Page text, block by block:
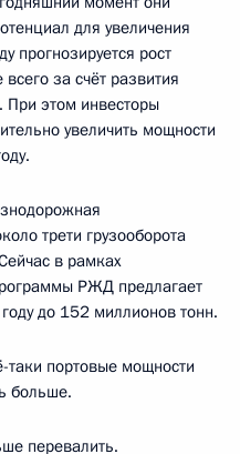
для увеличения
прогнозируется рост
за счёт развития
При этом инвесторы
увеличить мощности
трети грузооборота
в рамках
РЖД предлагает
до 152 миллионов тонн.
таки портовые мощности
больше.
перевалить.